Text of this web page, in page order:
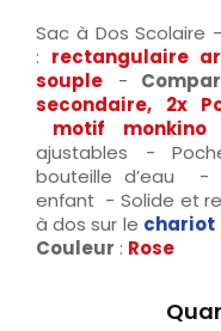
Sac à Dos Scolaire -
: rectangulaire
souple -
secondaire, 2x
motif monkino
ajustables -
bouteille d’eau -
enfant - Solide et
à dos sur le chariot
Couleur : Rose